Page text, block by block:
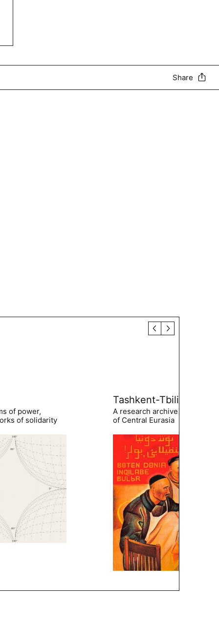
Share
of power,
of solidarity
Tashkent-Tbilisi
A research archive of the
of Central Eurasia